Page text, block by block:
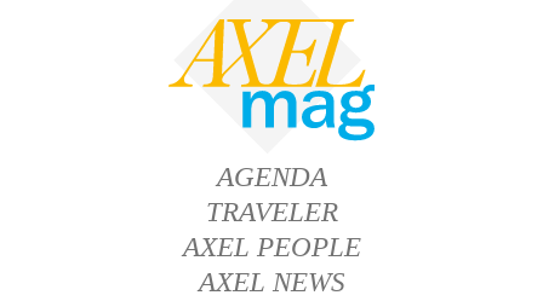
AGENDA
TRAVELER
AXEL PEOPLE
AXEL NEWS